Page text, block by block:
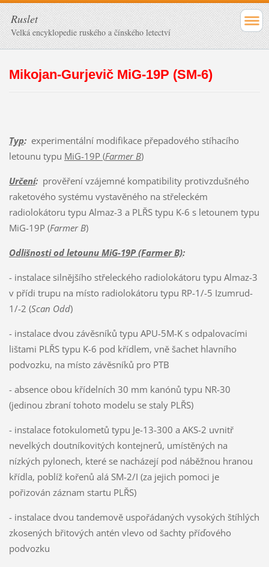
Ruslet
Velká encyklopedie ruského a čínského letectví
Mikojan-Gurjevič MiG-19P (SM-6)
Typ:experimentální modifikace přepadového stíhacího
letounu typu MiG-19P (Farmer B)
Určení:prověření vzájemné kompatibility protivzdušného
raketového systému vystavěného na střeleckém
radiolokátoru typu Almaz-3 a PLŘS typu K-6 s letounem typu
MiG-19P (Farmer B)
Odlišnosti od letounu MiG-19P (Farmer B):
- instalace silnějšího střeleckého radiolokátoru typu Almaz-3
v přídi trupu na místo radiolokátoru typu RP-1/-5 Izumrud-
1/-2 (Scan Odd)
- instalace dvou závěsníků typu APU-5M-K s odpalovacími
lištami PLŘS typu K-6 pod křídlem, vně šachet hlavního
podvozku, na místo závěsníků pro PTB
- absence obou křídelních 30 mm kanónů typu NR-30
(jedinou zbraní tohoto modelu se staly PLŘS)
- instalace fotokulometů typu Je-13-300 a AKS-2 uvnitř
nevelkých doutníkovitých kontejnerů, umístěných na
nízkých pylonech, které se nacházejí pod náběžnou hranou
křídla, poblíž kořenů alá SM-2/I (za jejich pomoci je
pořizován záznam startu PLŘS)
- instalace dvou tandemově uspořádaných vysokých štíhlých
zkosených břitových antén vlevo od šachty příďového
podvozku